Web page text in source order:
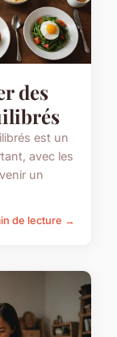
des
est un
avec les
un
de lecture →